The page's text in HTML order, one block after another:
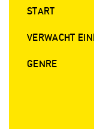
START
VERWACHT
GENRE